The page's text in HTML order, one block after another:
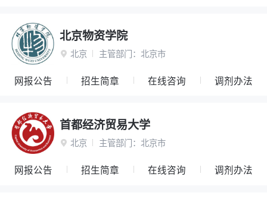
北京物资学院
 北京 主管部门： 北京市
网报公告 招生简章 在线咨询 调剂办法
首都经济贸易大学
 北京 主管部门： 北京市
网报公告 招生简章 在线咨询 调剂办法